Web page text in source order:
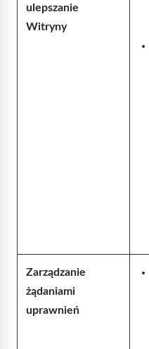
ulepszanie
Witryny
Zarządzanie
żądaniami
uprawnień